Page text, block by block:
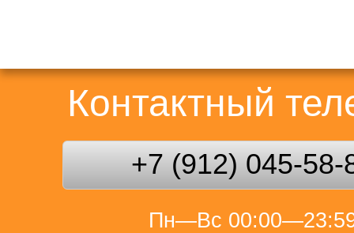
Контактный
+7 (912) 045-58-
Пн—Вс